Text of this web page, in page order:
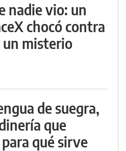
nadie vio: un
chocó contra
un misterio
de suegra,
que
qué sirve